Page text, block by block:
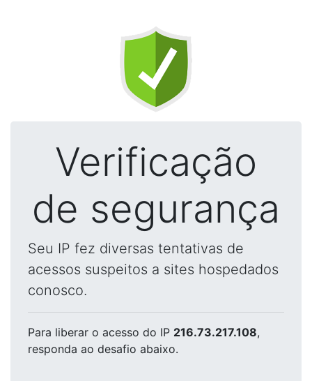
Verificação
de segurança
Seu IP fez diversas tentativas de
acessos suspeitos a sites hospedados
conosco.
Para liberar o acesso do IP 216.73.217.108,
responda ao desafio abaixo.